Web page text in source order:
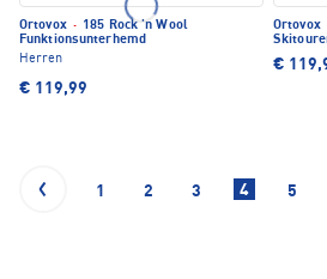
Ortovox · 185 Rock 'n Wool
Funktionsunterhemd
Herren
€ 119,99
Ortovox
€
1 2 3 4 5